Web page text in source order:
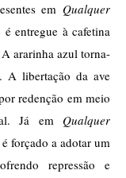
em Qualquer
entregue à cafetina
ararinha azul torna-
A libertação da ave
redenção em meio
Já em Qualquer
forçado a adotar um
repressão e